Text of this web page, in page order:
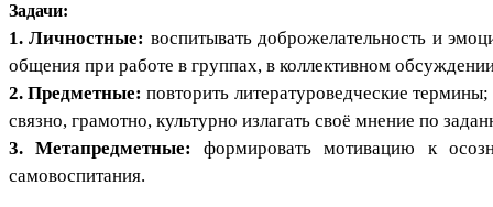
Задачи:
1. Личностные: воспитывать доброжелательность и
общения при работе в группах, в коллективном
2. Предметные:повторить литературоведческие
связно, грамотно, культурно излагать своё мнение по
3. Метапредметные:формировать мотивацию к
самовоспитания.